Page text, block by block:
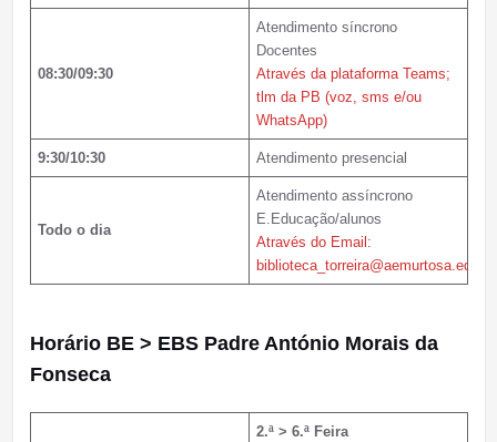
08:30/09:30
Atendimento síncrono
Docentes
Através da plataforma Teams;
tlm da PB (voz, sms e/ou
WhatsApp)
9:30/10:30 Atendimento presencial
Todo o dia
Atendimento assíncrono
E.Educação/alunos
Através do Email:
biblioteca_torreira@aemurtosa.edu.pt
Horário BE > EBS Padre António Morais da
Fonseca
2.ª > 6.ª Feira